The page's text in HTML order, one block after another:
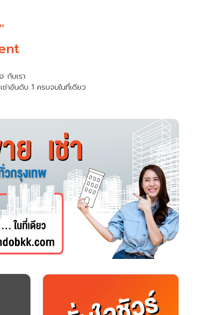
กับเรา
าอันดับ 1 ครบจบในที่เดียว